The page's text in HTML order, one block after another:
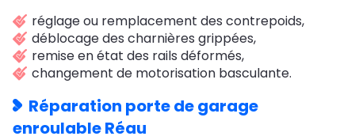
réglage ou remplacement des contrepoids,
déblocage des charnières grippées,
remise en état des rails déformés,
changement de motorisation basculante.
Réparation porte de garage
enroulable Réau